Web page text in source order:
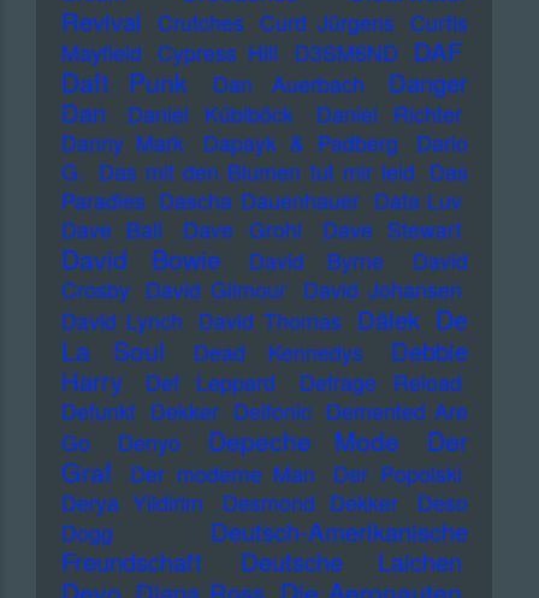
Revival
Crutches Curd Jürgens Curtis
Mayfield Cypress Hill D3SM6ND DAF
Daft Punk Dan Auerbach
Danger
Dan
Daniel Küblböck
Daniel Richter
Danny Mark
Dapayk & Padberg
Dario
G. Das mit den Blumen tut mir leid Das
Paradies Dascha Dauenhauer Data Luv
Dave Ball
Dave Grohl Dave Stewart
David Bowie David Byrne
David
Crosby David Gilmour David Johansen
David Lynch David Thomas Dälek De
La Soul
Dead Kennedys
Debbie
Harry
Def Leppard
Defrage Reload
Defunkt Dekker Delfonic Demented Are
Go
Denyo Depeche Mode
Der
Graf
Der moderne Man
Der Popolski
Derya Yildirim
Desmond Dekker
Deso
Dogg
Deutsch-Amerikanische
Freundschaft
Deutsche Laichen